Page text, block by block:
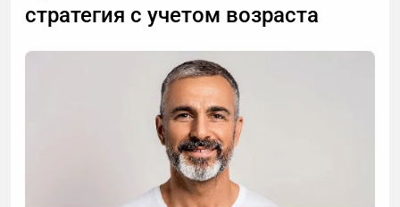
стратегия с учетом возраста